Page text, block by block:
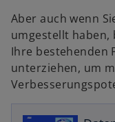
Aber auch wenn
umgestellt haben,
Ihre bestehenden
unterziehen, um